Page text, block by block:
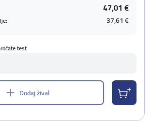
47,01 €
37,61 €
test
Dodaj žival